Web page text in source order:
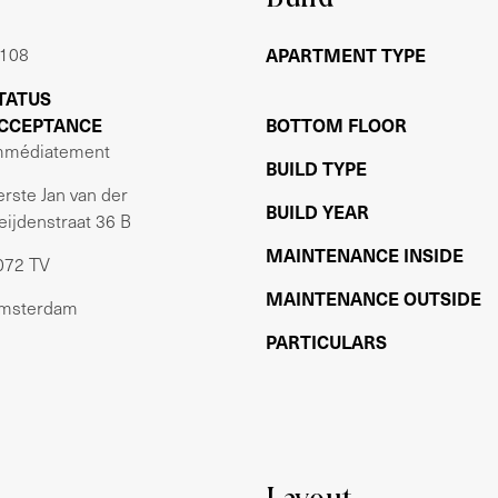
tram (lijn 3, 12 en 24) en bus (lijn 246)
de servicekosten bedragen € 107,64 per
(MJOP) aanwezig, de VvE staat wel
Op dit moment is het pand grotendeels nog
Jan van der
36 B
TV
APARTMENT TYPE
BOTTOM FLOOR
BUILD TYPE
BUILD YEAR
MAINTENANCE INSIDE
MAINTENANCE OUTSIDE
PARTICULARS